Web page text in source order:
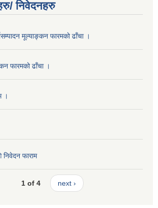
निवेदनहरु
मूल्याङ्कन फारमको ढाँचा ।
फारमको ढाँचा ।
।
निवेदन फाराम
1 of 4 next ›